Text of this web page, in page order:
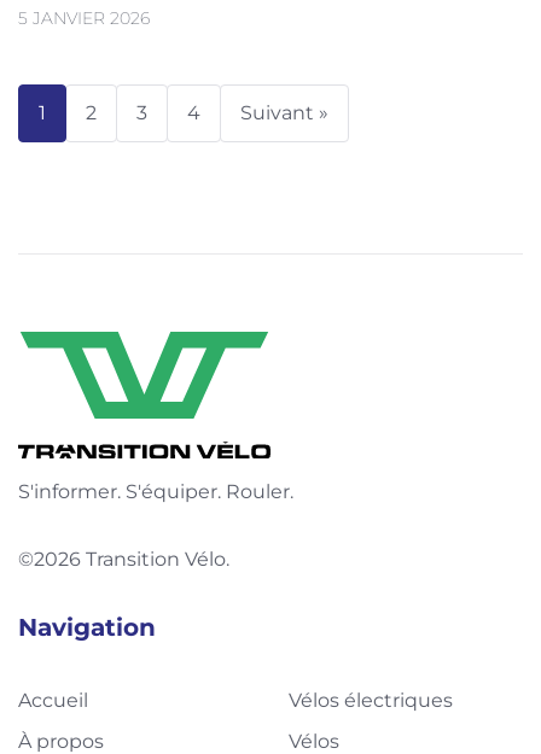
5 JANVIER 2026
1 2 3 4 Suivant »
S'informer. S'équiper. Rouler.
©2026 Transition Vélo.
Navigation
Accueil
À propos
Vélos électriques
Vélos